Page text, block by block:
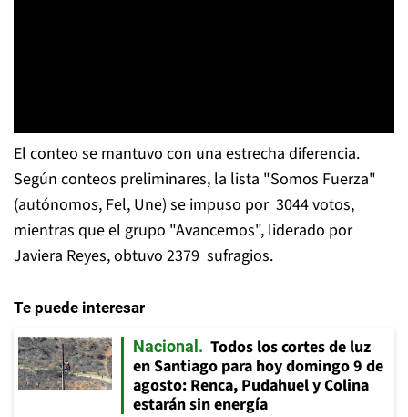
El conteo se mantuvo con una estrecha diferencia.
Según conteos preliminares, la lista "Somos Fuerza"
(autónomos, Fel, Une) se impuso por 3044votos,
mientras que el grupo "Avancemos", liderado por
Javiera Reyes, obtuvo 2379 sufragios.
Te puede interesar
Nacional
Todos los cortes de luz
en Santiago para hoy domingo 9 de
agosto: Renca, Pudahuel y Colina
estarán sin energía